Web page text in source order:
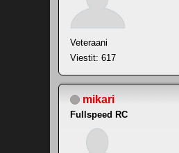
Veteraani
Viestit: 617
mikari
Fullspeed RC